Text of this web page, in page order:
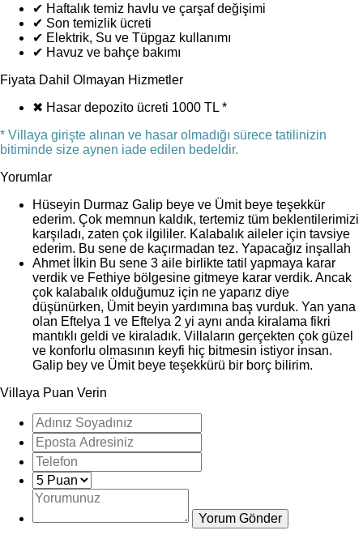
✔ Haftalık temiz havlu ve çarşaf değişimi
✔ Son temizlik ücreti
✔ Elektrik, Su ve Tüpgaz kullanımı
✔ Havuz ve bahçe bakımı
Fiyata Dahil Olmayan Hizmetler
✖ Hasar depozito ücreti 1000 TL *
* Villaya girişte alınan ve hasar olmadığı sürece tatilinizin
bitiminde size aynen iade edilen bedeldir.
Yorumlar
Hüseyin Durmaz Galip beye ve Ümit beye teşekkür
ederim. Çok memnun kaldık, tertemiz tüm beklentilerimizi
karşıladı, zaten çok ilgililer. Kalabalık aileler için tavsiye
ederim. Bu sene de kaçırmadan tez. Yapacağız inşallah
Ahmet İlkin Bu sene 3 aile birlikte tatil yapmaya karar
verdik ve Fethiye bölgesine gitmeye karar verdik. Ancak
çok kalabalık olduğumuz için ne yaparız diye
düşünürken, Ümit beyin yardımına baş vurduk. Yan yana
olan Eftelya 1 ve Eftelya 2 yi aynı anda kiralama fikri
mantıklı geldi ve kiraladık. Villaların gerçekten çok güzel
ve konforlu olmasının keyfi hiç bitmesin istiyor insan.
Galip bey ve Ümit beye teşekkürü bir borç bilirim.
Villaya Puan Verin